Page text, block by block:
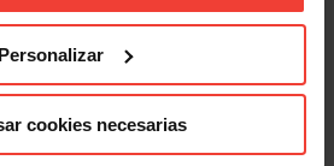
Personalizar
cookies necesarias